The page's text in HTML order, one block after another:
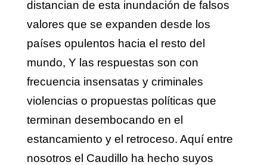
distancian de esta inundación de falsos
valores que se expanden desde los
países opulentos hacia el resto del
mundo, Y las respuestas son con
frecuencia insensatas y criminales
violencias o propuestas políticas que
terminan desembocando en el
estancamiento y el retroceso. Aquí entre
nosotros el Caudillo ha hecho suyos